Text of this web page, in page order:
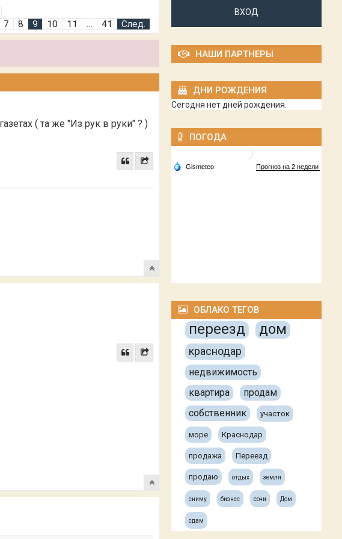
7 8 9 10 11 … 41 След.
( та же "Из рук в руки" ? )
ВХОД
НАШИ ПАРТНЕРЫ
ДНИ РОЖДЕНИЯ
Сегодня нет дней рождения.
ПОГОДА
ОБЛАКО ТЕГОВ
переезд дом
краснодар
недвижимость
квартира
продам
собственник
участок
море Краснодар
продажа Переезд
продаю отдых земля
сниму бизнес сочи Дом
сдам